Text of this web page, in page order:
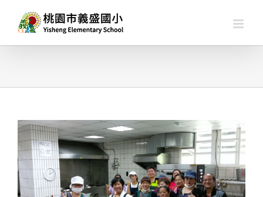
查
看
大
圖